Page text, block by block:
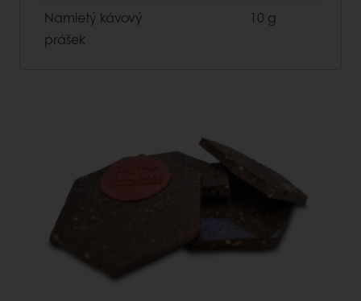
Namletý kávový
prášek
10 g